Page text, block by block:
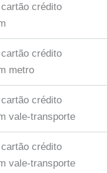
crédito
crédito
metro
crédito
vale-transporte
crédito
vale-transporte